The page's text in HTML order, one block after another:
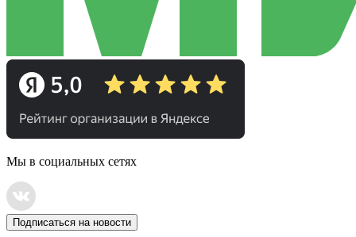
Мы в социальных сетях
Подписаться на новости